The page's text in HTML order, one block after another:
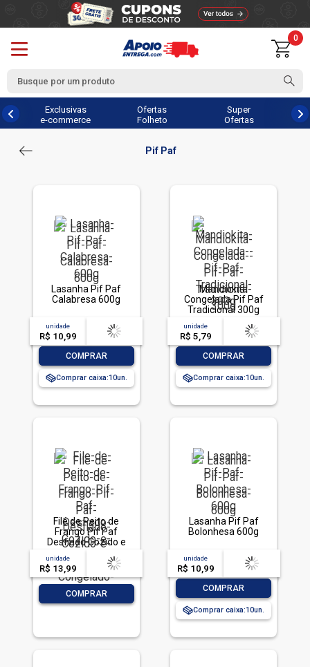
0
Exclusivas
e-commerce
Ofertas
Folheto
Super
Ofertas
Pif Paf
Lasanha Pif Paf
Calabresa 600g
unidade
R$ 10,99
acima de
-- --,--un.
COMPRAR
Comprar caixa:10
Mandiokita
Congelada Pif Paf
Tradicional 300g
unidade
R$ 5,79
acima de
-- --,--un.
COMPRAR
Comprar caixa:10
Filé de Peito de
Frango Pif Paf
Desfiado Cozido e
Temperado
Congelado 400g
unidade
R$ 13,99
acima de
-- --,--un.
COMPRAR
Lasanha Pif Paf
Bolonhesa 600g
unidade
R$ 10,99
acima de
-- --,--un.
COMPRAR
Comprar caixa:10